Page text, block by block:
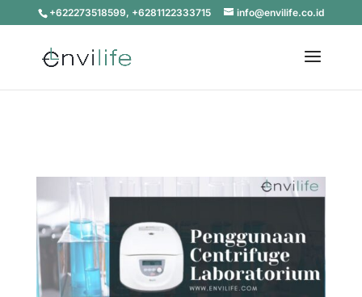
+622273518599, +6281122333715 info@envilife.co.id